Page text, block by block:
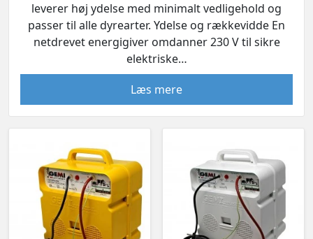
leverer høj ydelse med minimalt vedligehold og
passer til alle dyrearter. Ydelse og rækkevidde En
netdrevet energigiver omdanner 230 V til sikre
elektriske…
Læs mere